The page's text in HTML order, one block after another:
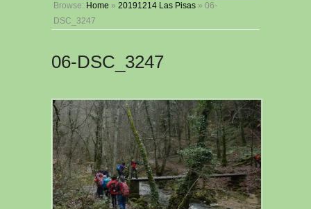
Browse: Home » 20191214 Las Pisas » 06-
DSC_3247
06-DSC_3247